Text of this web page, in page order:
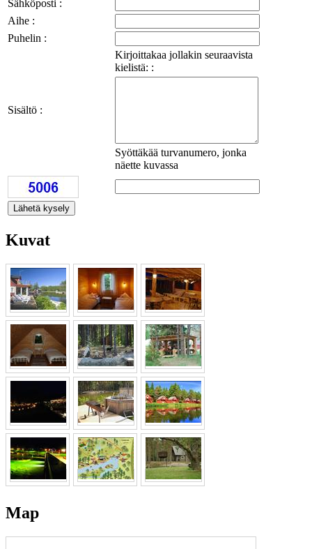
Sähköposti :
Aihe :
Puhelin :
Kirjoittakaa jollakin seuraavista
kielistä: :
Sisältö :
Syöttäkää turvanumero, jonka
näette kuvassa
Kuvat
Map